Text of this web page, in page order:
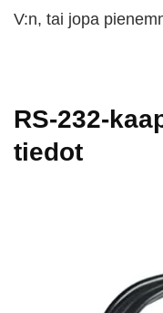
V:n, tai jopa
RS-232-
tiedot